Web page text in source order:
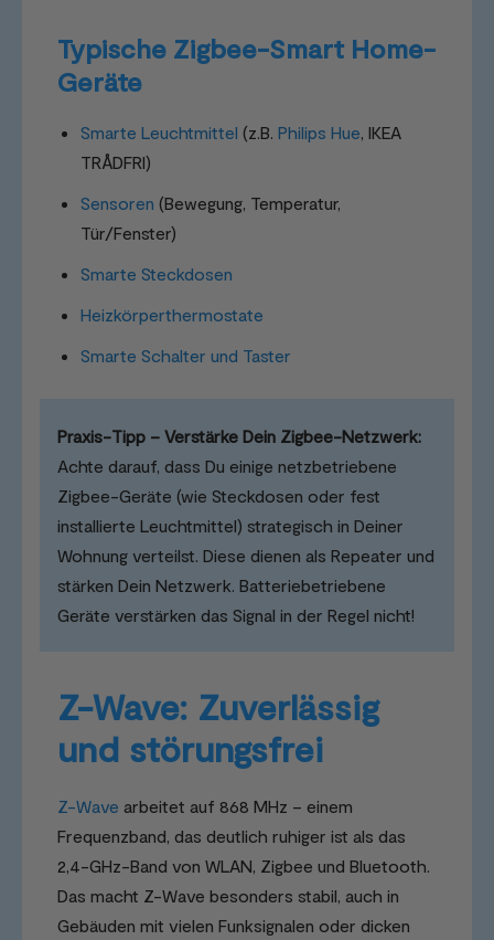
Typische Zigbee-Smart Home-
Geräte
Smarte Leuchtmittel (z.B. Philips Hue, IKEA
TRÅDFRI)
Sensoren (Bewegung, Temperatur,
Tür/Fenster)
Smarte Steckdosen
Heizkörperthermostate
Smarte Schalter und Taster
Praxis-Tipp – Verstärke Dein Zigbee-Netzwerk:
Achte darauf, dass Du einige netzbetriebene
Zigbee-Geräte (wie Steckdosen oder fest
installierte Leuchtmittel) strategisch in Deiner
Wohnung verteilst. Diese dienen als Repeater und
stärken Dein Netzwerk. Batteriebetriebene
Geräte verstärken das Signal in der Regel nicht!
Z-Wave: Zuverlässig
und störungsfrei
Z-Wave arbeitet auf 868 MHz – einem
Frequenzband, das deutlich ruhiger ist als das
2,4-GHz-Band von WLAN, Zigbee und Bluetooth.
Das macht Z-Wave besonders stabil, auch in
Gebäuden mit vielen Funksignalen oder dicken